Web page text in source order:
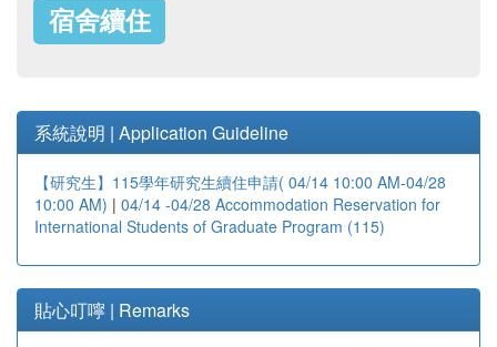
宿舍續住
系統說明 | Application Guideline
【研究生】115學年研究生續住申請( 04/14 10:00 AM-04/28
10:00 AM) | 04/14 -04/28 Accommodation Reservation for
International Students of Graduate Program (115)
貼心叮嚀 | Remarks